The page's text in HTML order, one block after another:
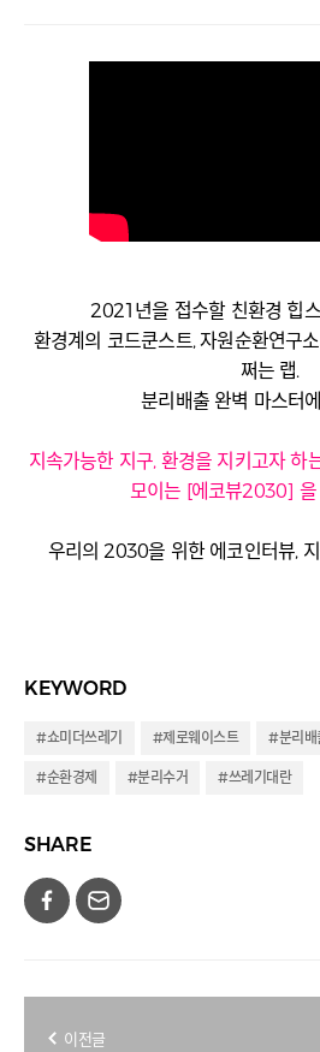
2021년을 접수할 친환경 힙
환경계의 코드쿤스트, 자원순환연구
쩌는 랩.
분리배출 완벽 마스터
지속가능한 지구, 환경을 지키고자 하
모이는 [에코뷰2030] 을
우리의 2030을 위한 에코인터뷰,
KEYWORD
#쇼미더쓰레기 #제로웨이스트 #분리배
#순환경제 #분리수거 #쓰레기대란
SHARE
이전글